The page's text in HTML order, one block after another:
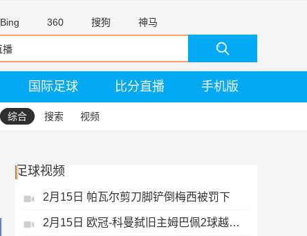
Bing 360 搜狗 神马
国际足球 比分直播 手机版
综合 搜索 视频
足球视频
2月15日 帕瓦尔剪刀脚铲倒梅西被罚下
2月15日 欧冠-科曼弑旧主姆巴佩2球越位无效